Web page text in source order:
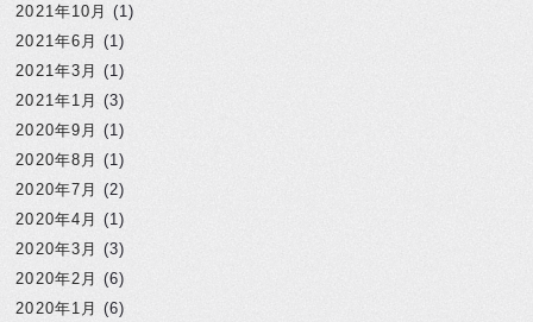
2021年10月 (1)
2021年6月 (1)
2021年3月 (1)
2021年1月 (3)
2020年9月 (1)
2020年8月 (1)
2020年7月 (2)
2020年4月 (1)
2020年3月 (3)
2020年2月 (6)
2020年1月 (6)